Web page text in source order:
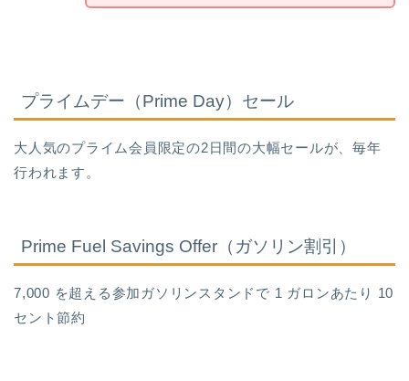
プライムデー（Prime Day）セール
大人気のプライム会員限定の2日間の大幅セールが、毎年
行われます。
Prime Fuel Savings Offer（ガソリン割引）
7,000 を超える参加ガソリンスタンドで 1 ガロンあたり 10
セント節約